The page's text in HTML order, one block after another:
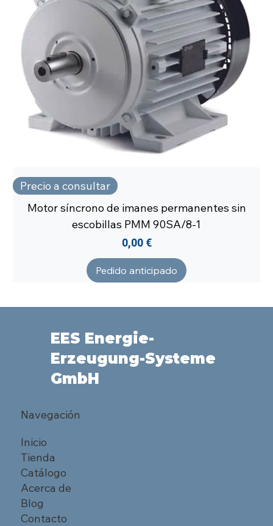
Precio a consultar
Motor síncrono de imanes permanentes sin
escobillas PMM 90SA/8-1
Precio
0,00 €
Pedido anticipado
EES Energie-
Erzeugung-Systeme
GmbH
Navegación
Inicio
Tienda
Catálogo
Acerca de
Blog
Contacto